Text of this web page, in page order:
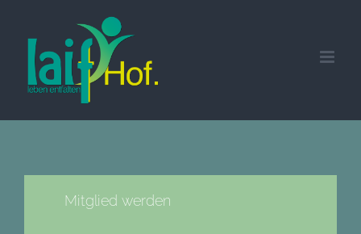
springen
Mitglied werden